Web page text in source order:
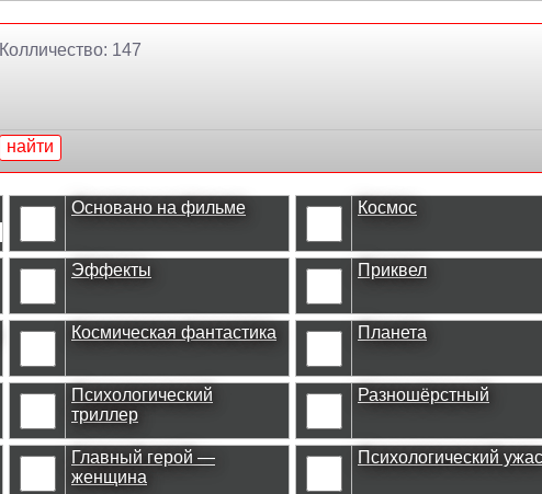
Колличество: 147
найти
Основано на фильме Космос
Эффекты Приквел
Космическая фантастика Планета
Психологический
триллер
Разношёрстный
Главный герой —
женщина
Психологический ужас